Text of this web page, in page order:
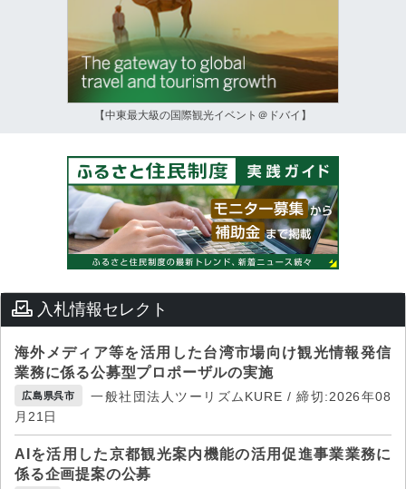
【中東最大級の国際観光イベント＠ドバイ】
入札情報セレクト
海外メディア等を活用した台湾市場向け観光情報発信
業務に係る公募型プロポーザルの実施
広島県呉市
一般社団法人ツーリズムKURE / 締切:2026年08
月21日
AIを活用した京都観光案内機能の活用促進事業業務に
係る企画提案の公募